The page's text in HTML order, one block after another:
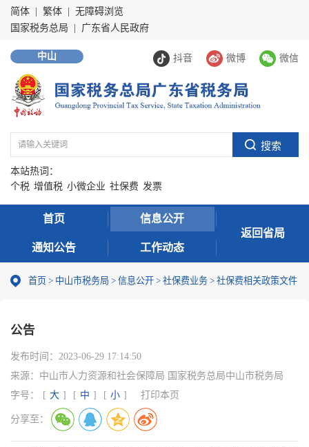
简体 繁体
无障碍浏览
国家税务总局
广东省人民政府
抖音 微博 微信
中山
本站热词：
个税 增值税 小微企业 社保费 发票
首页 信息公开
通知公告 工作动态
返回省局
首页 > 中山市税务局 > 信息公开 > 社保费业务 > 社保费相关政策文件
公告
发布时间： 2023-06-29 17:14:50
来源： 中山市人力资源和社会保障局 国家税务总局中山市税务局
字号：
[ 大 ] [ 中 ] [ 小 ] 打印本页
分享至：